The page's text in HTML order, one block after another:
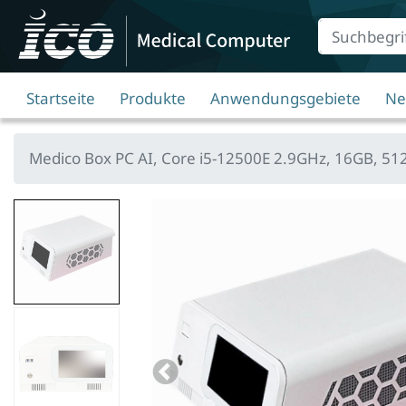
Suche
Eingabefeld
Startseite Produkte Anwendungsgebiete
Medico Box PC AI, Core i5-12500E 2.9GHz, 16GB,
Bildansicht
Previous